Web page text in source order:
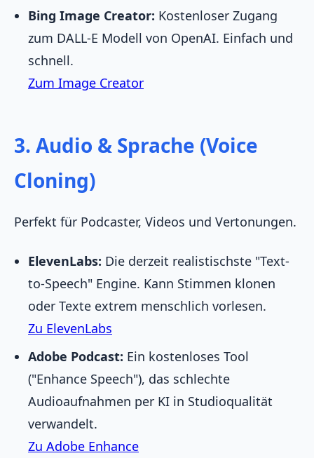
Bing Image Creator: Kostenloser Zugang
zum DALL-E Modell von OpenAI. Einfach und
schnell.
Zum Image Creator
3. Audio & Sprache (Voice
Cloning)
Perfekt für Podcaster, Videos und Vertonungen.
ElevenLabs: Die derzeit realistischste "Text-
to-Speech" Engine. Kann Stimmen klonen
oder Texte extrem menschlich vorlesen.
Zu ElevenLabs
Adobe Podcast: Ein kostenloses Tool
("Enhance Speech"), das schlechte
Audioaufnahmen per KI in Studioqualität
verwandelt.
Zu Adobe Enhance